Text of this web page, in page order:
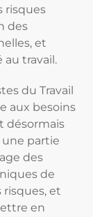
risques
des
et
travail.
du Travail
aux besoins
désormais
partie
des
de
et
en